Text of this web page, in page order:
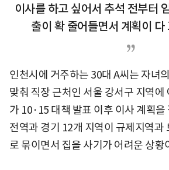
이사를 하고 싶어서 추석 전부터
출이 확 줄어들면서 계획이 다
인천시에 거주하는 30대 A씨는 자녀
맞춰 직장 근처인 서울 강서구 지역에
가 10·15 대책 발표 이후 이사 계획을
전역과 경기 12개 지역이 규제지역과
로 묶이면서 집을 사기가 어려운 상황